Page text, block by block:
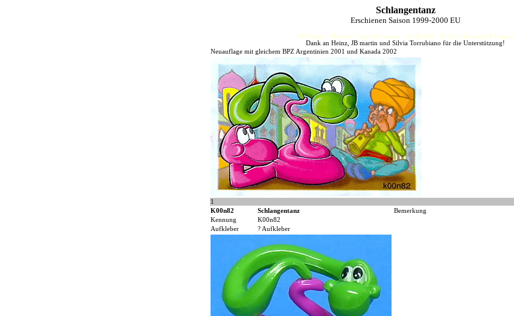
Schlangentanz
Erschienen Saison 1999-2000 EU
HJFHenze - Helmut´s Sammlerseiten - Ue-Ei-Kat - FF-Kat (Helmut J.F.Henze)
Dank an Heinz, JB martin und Silvia Torrubiano für die Unterstützung!
Neuauflage mit gleichem BPZ Argentinien 2001 und Kanada 2002
1
K00n82
Schlangentanz
Bemerkung
Kennung
K00n82
Aufkleber
? Aufkleber